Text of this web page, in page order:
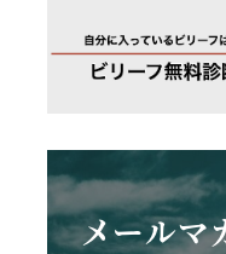
メールマ